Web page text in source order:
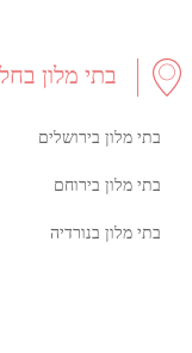
בתי מלון
בתי מלון בירושלים
בתי מלון בירוחם
בתי מלון בנורדיה